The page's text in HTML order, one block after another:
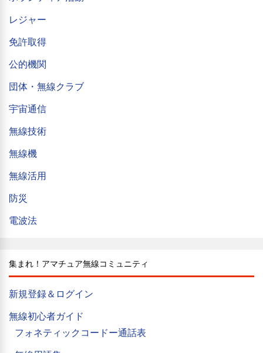
レジャー
免許取得
公的機関
団体・無線クラブ
宇宙通信
無線技術
無線機
無線活用
防災
電波法
集まれ！アマチュア無線コミュニティ
新規登録＆ログイン
無線初心者ガイド
フォネティックコードー通話表